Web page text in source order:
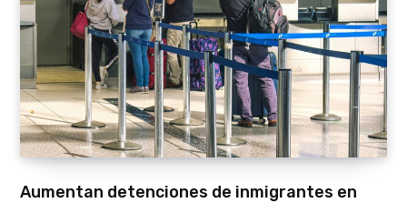
Aumentan detenciones de inmigrantes en